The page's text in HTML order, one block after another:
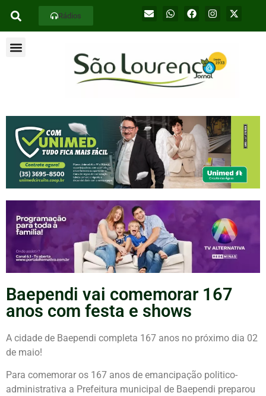
Rádios
Baependi vai comemorar 167
anos com festa e shows
A cidade de Baependi completa 167 anos no próximo dia 02
de maio!
Para comemorar os 167 anos de emancipação politico-
administrativa a Prefeitura municipa l de Baependi preparou